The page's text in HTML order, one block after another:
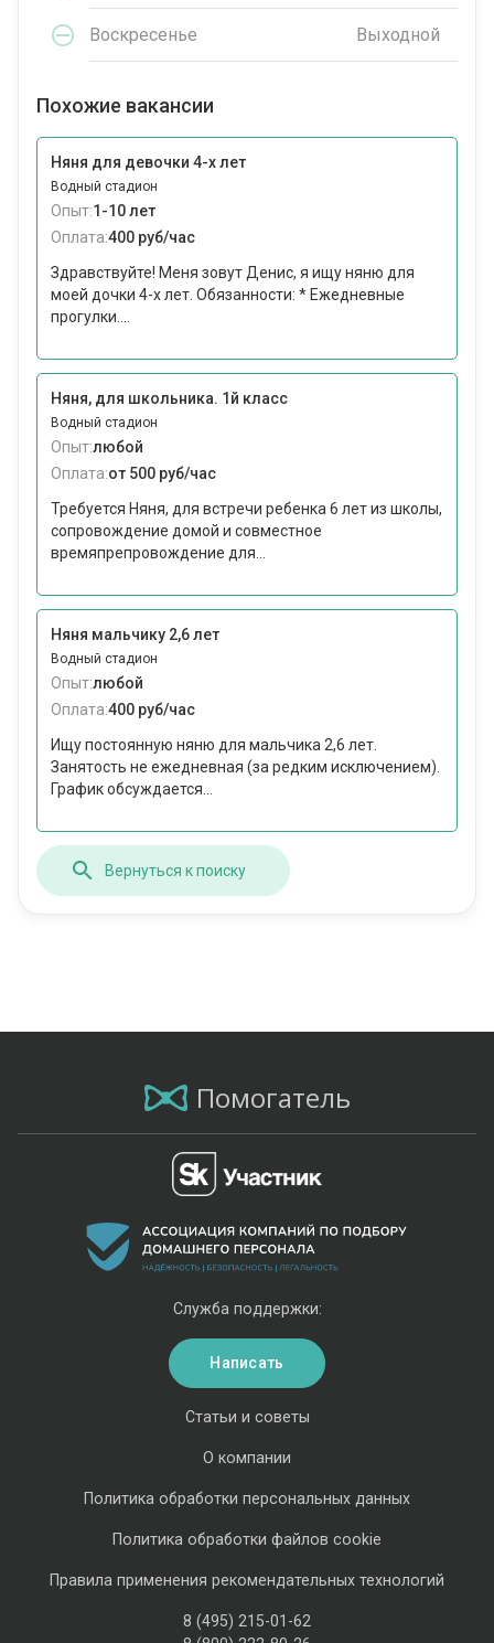
Воскресенье Выходной
Похожие вакансии
Няня для девочки 4-х лет
Водный стадион
Опыт:1-10 лет
Оплата:400 руб/час
Здравствуйте! Меня зовут Денис, я ищу няню для
моей дочки 4-х лет. Обязанности: * Ежедневные
прогулки....
Няня, для школьника. 1й класс
Водный стадион
Опыт:любой
Оплата:от 500 руб/час
Требуется Няня, для встречи ребенка 6 лет из школы,
сопровождение домой и совместное
времяпрепровождение для...
Няня мальчику 2,6 лет
Водный стадион
Опыт:любой
Оплата:400 руб/час
Ищу постоянную няню для мальчика 2,6 лет.
Занятость не ежедневная (за редким исключением).
График обсуждается...
Вернуться к поиску
Помогатель
Статьи и советы
О компании
Политика обработки персональных данных
Политика обработки файлов cookie
Правила применения рекомендательных технологий
8 (495) 215-01-62
Служба поддержки:
Написать